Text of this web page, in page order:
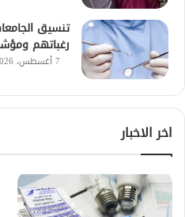
رغباتهم
7 أغسطس، 2026
اخر الاخبار